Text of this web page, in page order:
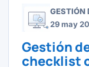
GESTIÓN
29 may
Gestión
checklist